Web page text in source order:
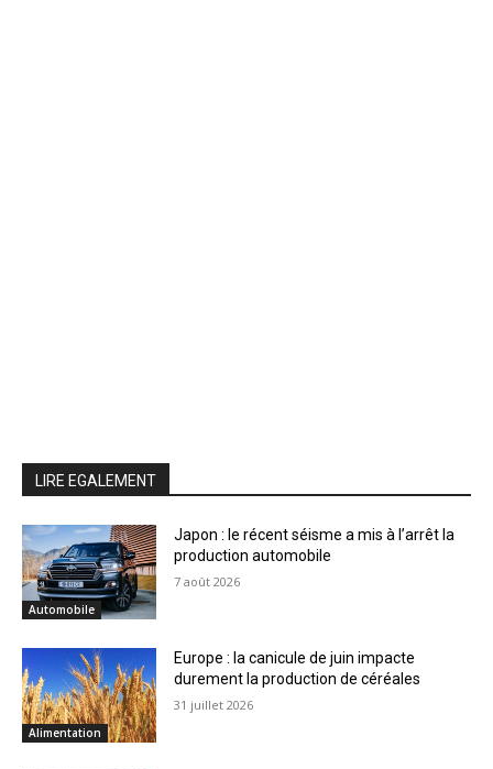
LIRE EGALEMENT
Automobile
Japon : le récent séisme a mis à l’arrêt la
production automobile
7 août 2026
Alimentation
Europe : la canicule de juin impacte
durement la production de céréales
31 juillet 2026